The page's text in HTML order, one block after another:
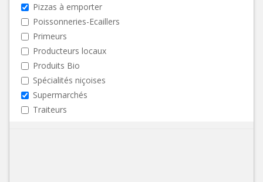
Pizzas à emporter
Poissonneries-Ecaillers
Primeurs
Producteurs locaux
Produits Bio
Spécialités niçoises
Supermarchés
Traiteurs